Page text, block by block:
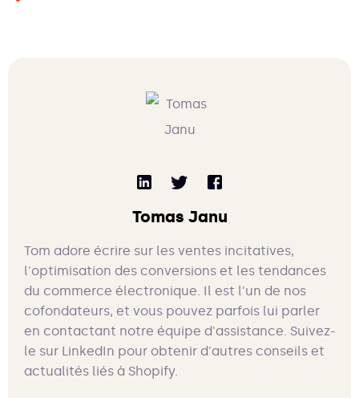
Tomas Janu
Tom adore écrire sur les ventes incitatives,
l'optimisation des conversions et les tendances
du commerce électronique. Il est l'un de nos
cofondateurs, et vous pouvez parfois lui parler
en contactant notre équipe d'assistance. Suivez-
le sur LinkedIn pour obtenir d'autres conseils et
actualités liés à Shopify.